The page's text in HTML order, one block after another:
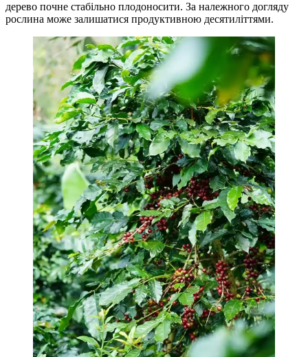
дерево почне стабільно плодоносити. За належного догляду
рослина може залишатися продуктивною десятиліттями.